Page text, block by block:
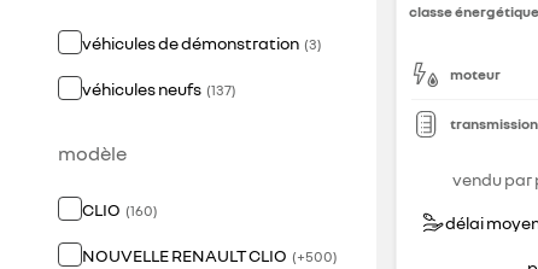
véhicules de démonstration (3)
véhicules neufs (137)
modèle
CLIO (160)
NOUVELLE RENAULT CLIO (+500)
classe énergétique
moteur
transmission
vendu par
délai